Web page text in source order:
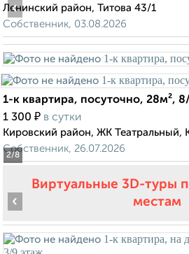
Ленинский район, Титова 43/1
Собственник, 03.08.2026
2/8
‹
1-к квартира, посуточно, 28м²,
1 300 ₽ в сутки
Кировский район, ЖК Театральный,
Собственник, 26.07.2026
Виртуальные 3D-туры
местам
‹